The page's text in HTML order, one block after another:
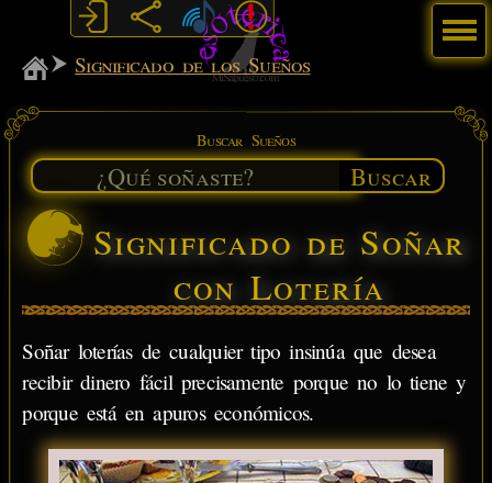
MiSabueso
Significado de los Sueños
Buscar Sueños
Buscar
Significado de Soñar
con Lotería
Soñar loterías de cualquier tipo insinúa que desea
recibir dinero fácil precisamente porque no lo tiene y
porque está en apuros económicos.
Menú